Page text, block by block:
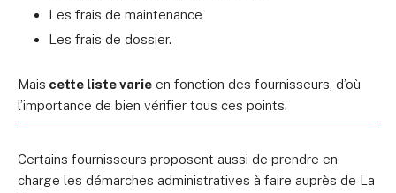
Les frais de maintenance
Les frais de dossier.
Mais cette liste varie en fonction des fournisseurs, d’où
l’importance de bien vérifier tous ces points.
Certains fournisseurs proposent aussi de prendre en
charge les démarches administratives à faire auprès de La